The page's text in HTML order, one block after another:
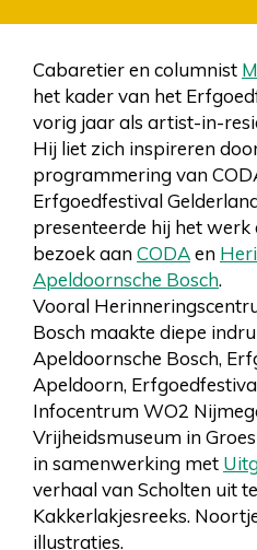
Cabaretier en columnist
het kader van het
vorig jaar als artist-in-
Hij liet zich inspireren
programmering van
Erfgoedfestival
presenteerde hij het
bezoek aanCODAen
Apeldoornsche Bosch.
Vooral
Bosch maakte diepe
Apeldoornsche Bosch,
Apeldoorn,
Infocentrum WO2
Vrijheidsmuseum in
in samenwerking met
verhaal van Scholten uit
Kakkerlakjesreeks.
illustraties.